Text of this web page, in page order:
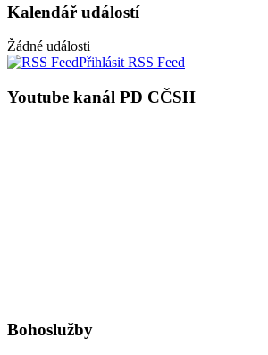
Kalendář událostí
Žádné události
Přihlásit RSS Feed
Youtube kanál PD CČSH
Bohoslužby